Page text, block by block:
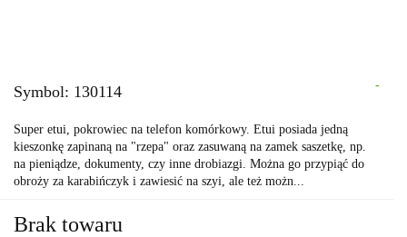
Symbol: 130114 -
Super etui, pokrowiec na telefon komórkowy. Etui posiada jedną
kieszonkę zapinaną na "rzepa" oraz zasuwaną na zamek saszetkę, np.
na pieniądze, dokumenty, czy inne drobiazgi. Można go przypiąć do
obroży za karabińczyk i zawiesić na szyi, ale też możn...
Brak towaru